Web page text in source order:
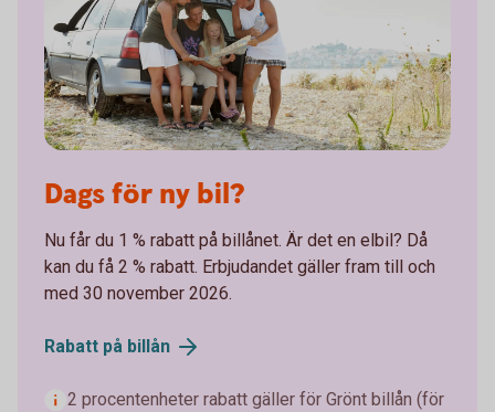
Dags för ny bil?
Nu får du 1 % rabatt på billånet. Är det en elbil? Då
kan du få 2 % rabatt. Erbjudandet gäller fram till och
med 30 november 2026.
Rabatt på billån
2 procentenheter rabatt gäller för Grönt billån (för